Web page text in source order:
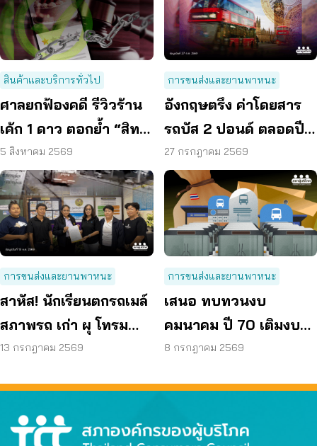
สินค้าและบริการทั่วไป
ศาลยกฟ้องคดี รีวิวร้าน
เค้ก 1 ดาว ตอกย้ำ “สิทธิ
ผู้บริโภค” แสดงความคิด
เห็นโดยสุจริต
5 สิงหาคม 2569
การขนส่งและยานพาหนะ
อังกฤษตรึง ค่าโดยสาร
รถบัส 2 ปอนด์ ตลอดปี
70 ลดค่าครองชีพ
27 กรกฎาคม 2569
การขนส่งและยานพาหนะ
สาหัส! นักเรียนตกรถเมล์
สภาพรถ เก่า ผุ โทรม
ถามหามาตรฐานรถ
13 กรกฎาคม 2569
การขนส่งและยานพาหนะ
เสนอ ทบทวนงบ
คมนาคม ปี 70 เติมงบรถ
โดยสารทุกจังหวัดลดค่า
ถนน
8 กรกฎาคม 2569